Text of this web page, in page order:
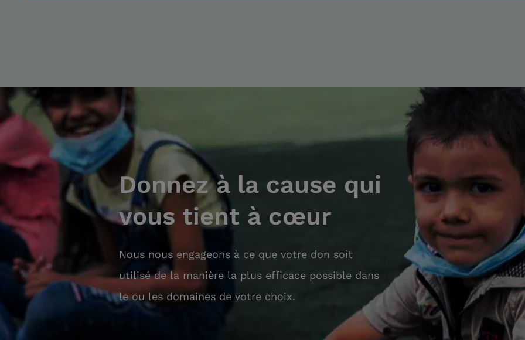
Donnez à la cause qui
vous tient à cœur
Nous nous engageons à ce que votre don soit
utilisé de la manière la plus efficace possible dans
le ou les domaines de votre choix.